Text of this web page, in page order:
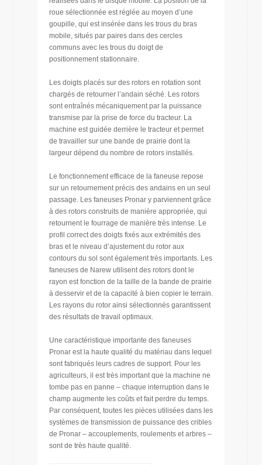
roue sélectionnée est réglée au moyen d’une
goupille, qui est insérée dans les trous du bras
mobile, situés par paires dans des cercles
communs avec les trous du doigt de
positionnement stationnaire.
Les doigts placés sur des rotors en rotation sont
chargés de retourner l’andain séché. Les rotors
sont entraînés mécaniquement par la puissance
transmise par la prise de force du tracteur. La
machine est guidée derrière le tracteur et permet
de travailler sur une bande de prairie dont la
largeur dépend du nombre de rotors installés.
Le fonctionnement efficace de la faneuse repose
sur un retournement précis des andains en un seul
passage. Les faneuses Pronar y parviennent grâce
à des rotors construits de manière appropriée, qui
retournent le fourrage de manière très intense. Le
profil correct des doigts fixés aux extrémités des
bras et le niveau d’ajustement du rotor aux
contours du sol sont également très importants. Les
faneuses de Narew utilisent des rotors dont le
rayon est fonction de la taille de la bande de prairie
à desservir et de la capacité à bien copier le terrain.
Les rayons du rotor ainsi sélectionnés garantissent
des résultats de travail optimaux.
Une caractéristique importante des faneuses
Pronar est la haute qualité du matériau dans lequel
sont fabriqués leurs cadres de support. Pour les
agriculteurs, il est très important que la machine ne
tombe pas en panne – chaque interruption dans le
champ augmente les coûts et fait perdre du temps.
Par conséquent, toutes les pièces utilisées dans les
systèmes de transmission de puissance des cribles
de Pronar – accouplements, roulements et arbres –
sont de très haute qualité.